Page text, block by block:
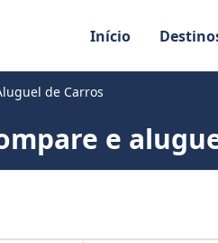
Início
de Carros
e